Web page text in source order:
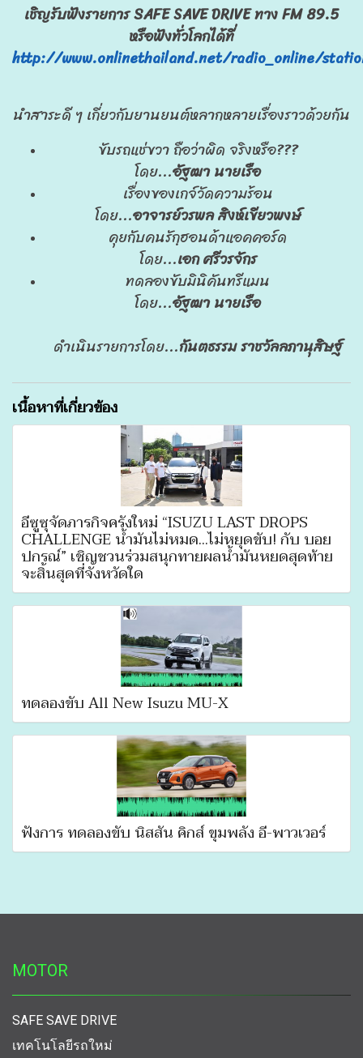
เชิญรับฟังรายการ SAFE SAVE DRIVE ทาง FM 89.5
หรือฟังทั่วโลกได้ที่
http://www.onlinethailand.net/radio_online/
นำสาระดี ๆ เกี่ยวกับยานยนต์หลากหลายเรื่องราวด้วยกัน
ขับรถแช่ขวา ถือว่าผิด จริงหรือ???
โดย...อัฐฒา นายเรือ
เรื่องของเกจ์วัดความร้อน
โดย...อาจารย์วรพล สิงห์เขียวพงษ์
คุยกับคนรักฺฮอนด้าแอคคอร์ด
โดย...เอก ศรีวรจักร
ทดลองขับมินิคันทรีแมน
โดย...อัฐฒา นายเรือ
ดำเนินรายการโดย...กันตธรรม ราชวัลลภานุสิษฐ์
เนื้อหาที่เกี่ยวข้อง
อีซูซุจัดภารกิจครั้งใหม่ “ISUZU LAST DROPS
CHALLENGE น้ำมันไม่หมด...ไม่หยุดขับ! กับ บอย
ปกรณ์” เชิญชวนร่วมสนุกทายผลน้ำมันหยดสุดท้าย
จะสิ้นสุดที่จังหวัดใด
ทดลองขับ All New Isuzu MU-X
ฟังการ ทดลองขับ นิสสัน คิกส์ ขุมพลัง อี-พาวเวอร์
MOTOR
SAFE SAVE DRIVE
เทคโนโลยีรถใหม่